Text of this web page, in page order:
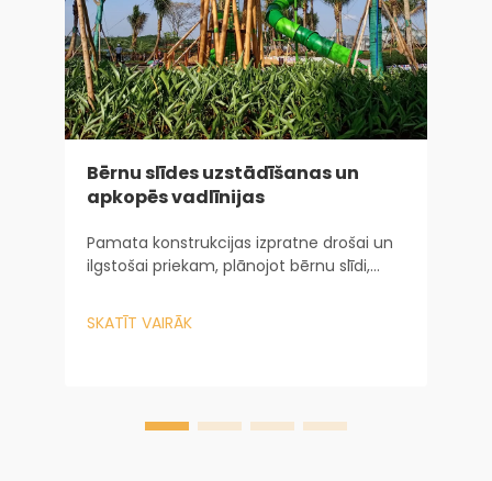
Bērnu slīdes uzstādīšanas un
apkopēs vadlīnijas
Pamata konstrukcijas izpratne drošai un
ilgstošai priekam, plānojot bērnu slīdi,
iekārtas uzstādīšanu. Tas sākas ar to, kā
konstrukcija nosaka drošību un ilgmūžību.
SKATĪT VAIRĀK